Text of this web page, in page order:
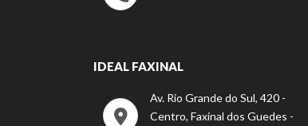
IDEAL FAXINAL
Av. Rio Grande do Sul, 420 -
Centro, Faxinal dos Guedes -